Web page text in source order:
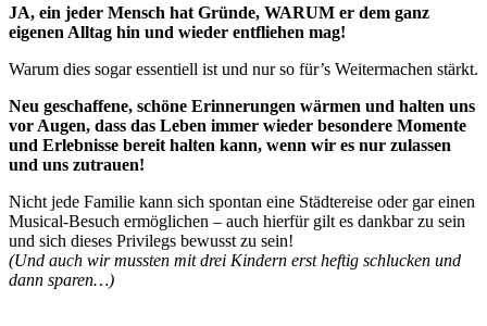
JA, ein jeder Mensch hat Gründe, WARUM er dem ganz
eigenen Alltag hin und wieder entfliehen mag!
Warum dies sogar essentiell ist und nur so für’s Weitermachen stärkt.
Neu geschaffene, schöne Erinnerungen wärmen und halten uns
vor Augen, dass das Leben immer wieder besondere Momente
und Erlebnisse bereit halten kann, wenn wir es nur zulassen
und uns zutrauen!
Nicht jede Familie kann sich spontan eine Städtereise oder gar einen
Musical-Besuch ermöglichen – auch hierfür gilt es dankbar zu sein
und sich dieses Privilegs bewusst zu sein!
(Und auch wir mussten mit drei Kindern erst heftig schlucken und
dann sparen…)